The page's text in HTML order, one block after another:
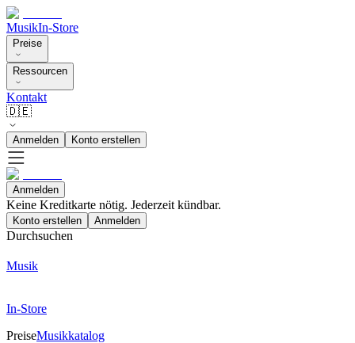
MusikIn-Store
Preise
Ressourcen
Kontakt
🇩🇪
Anmelden Konto erstellen
Anmelden
Keine Kreditkarte nötig. Jederzeit kündbar.
Konto erstellen Anmelden
Durchsuchen
Musik
In-Store
PreiseMusikkatalog